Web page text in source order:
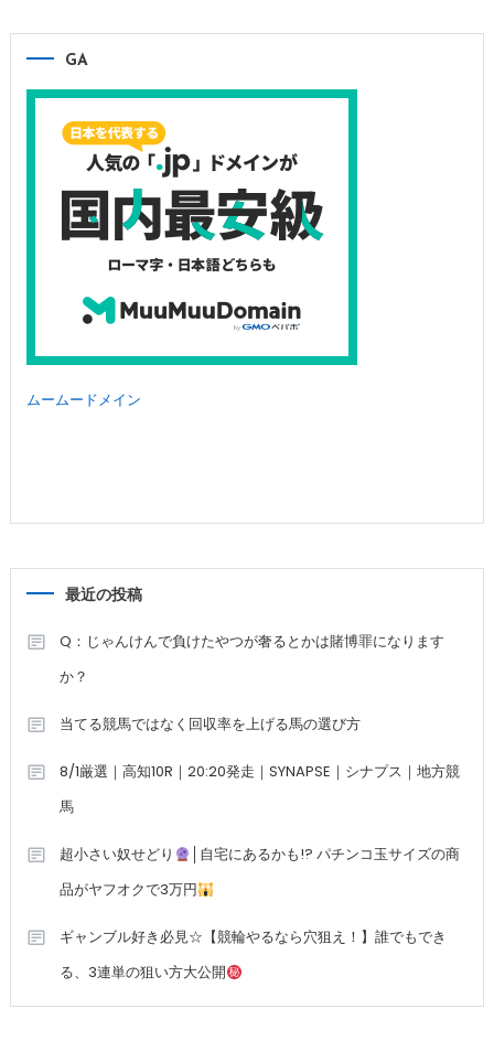
GA
ムームードメイン
最近の投稿
Q：じゃんけんで負けたやつが奢るとかは賭博罪になります
か？
当てる競馬ではなく回収率を上げる馬の選び方
8/1厳選｜高知10R｜20:20発走｜SYNAPSE｜シナプス｜地方競
馬
超小さい奴せどり
│自宅にあるかも!? パチンコ玉サイズの商
品がヤフオクで3万円
ギャンブル好き必見☆【競輪やるなら穴狙え！】誰でもでき
る、3連単の狙い方大公開